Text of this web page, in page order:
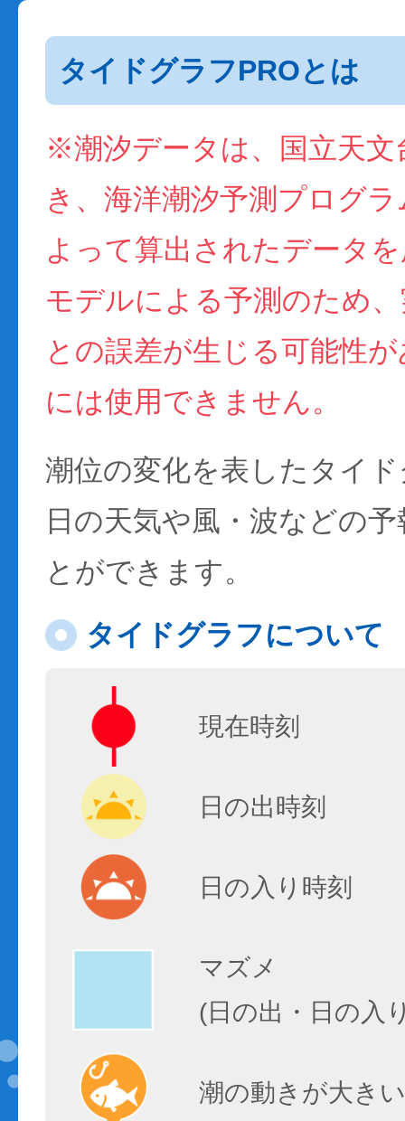
タイドグラフPROとは
※潮汐データは、国立天文
き、海洋潮汐予測プログ
よって算出されたデータ
モデルによる予測のため
との誤差が生じる可能性
には使用できません。
潮位の変化を表したタイ
日の天気や風・波などの
とができます。
タイドグラフについて
現在時刻
日の出時刻
日の入り時刻
マズメ
(日の出・日の入
潮の動きが大き